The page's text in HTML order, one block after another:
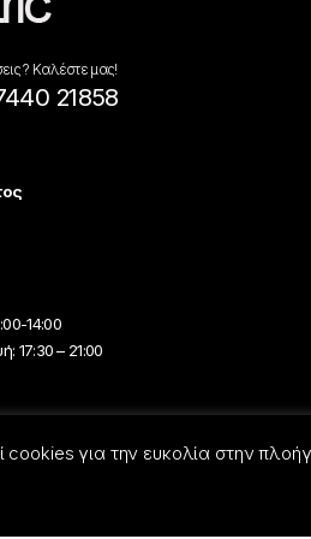
? Καλέστε μας!
21858
14:00
17:30 – 21:00
cookies για την ευκολία στην